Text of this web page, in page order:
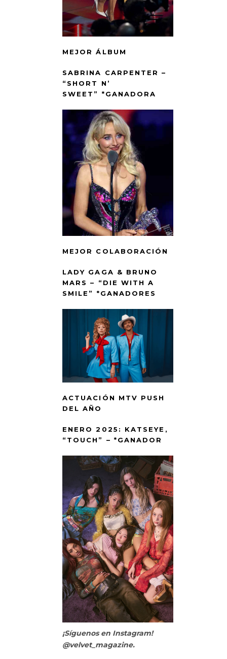
MEJOR ÁLBUM
SABRINA CARPENTER –
“SHORT N’
SWEET” *GANADORA
MEJOR COLABORACIÓN
LADY GAGA & BRUNO
MARS – “DIE WITH A
SMILE” *GANADORES
ACTUACIÓN MTV PUSH
DEL AÑO
ENERO 2025: KATSEYE,
“TOUCH” – *GANADOR
¡Síguenos en Instagram!
@velvet_magazine.